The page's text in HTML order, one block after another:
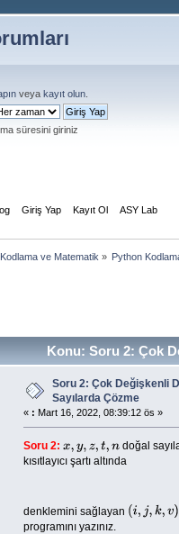
veya kayıt olun
süresini giriniz
Giriş Yap Kayıt Ol ASY Lab
ve Matematik » Python
Konu: Soru 2: Çok
Soru 2: Çok Değişkenli
Sayılarda Çözme
« : Mart 16, 2022, 08:39:12 ös »
Soru 2: x,y ,z,t ,n
doğal
kısıtlayıcı şartı altında
denklemini sağlayan (i,j, k,v)
programını yazınız.